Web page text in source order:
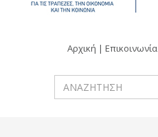
Αρχική | Επικοινωνία